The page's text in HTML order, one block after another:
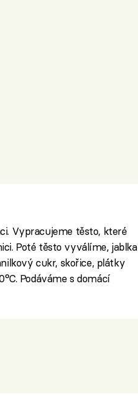
Vypracujeme těsto, které
Poté těsto vyválíme, jablka
cukr, skořice, plátky
Podáváme s domácí